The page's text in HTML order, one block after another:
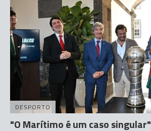
DESPORTO
"O Marítimo é um caso singular"